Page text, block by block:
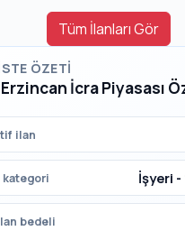
Tüm İlanları Gör
ÖZETI
İcra Piyasası
ilan
kategori İşyeri -
bedeli